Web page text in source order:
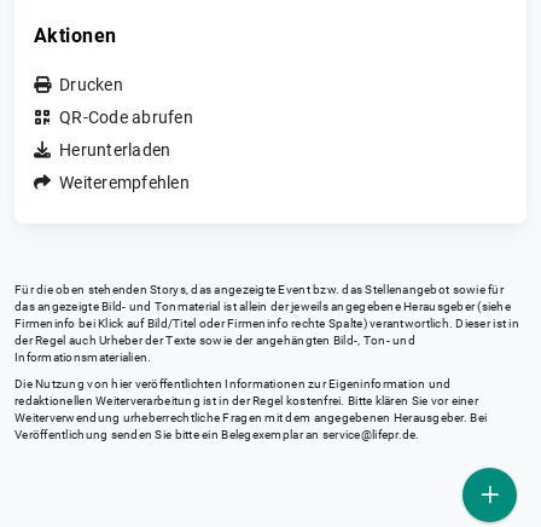
Aktionen
Drucken
QR-Code abrufen
Herunterladen
Weiterempfehlen
Für die oben stehenden Storys, das angezeigte Event bzw. das Stellenangebot sowie für
das angezeigte Bild- und Tonmaterial ist allein der jeweils angegebene Herausgeber (siehe
Firmeninfo bei Klick auf Bild/Titel oder Firmeninfo rechte Spalte) verantwortlich. Dieser ist in
der Regel auch Urheber der Texte sowie der angehängten Bild-, Ton- und
Informationsmaterialien.
Die Nutzung von hier veröffentlichten Informationen zur Eigeninformation und
redaktionellen Weiterverarbeitung ist in der Regel kostenfrei. Bitte klären Sie vor einer
Weiterverwendung urheberrechtliche Fragen mit dem angegebenen Herausgeber. Bei
Veröffentlichung senden Sie bitte ein Belegexemplar an service@lifepr.de.